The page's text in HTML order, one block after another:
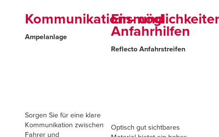
ASIA PACIFIC
MIDDLE EAST/AFRICA
English
Ampelanlage
Sorgen Sie für eine klare
Kommunikation zwischen
Fahrer und
Ein- und
Anfahrhilfen
Reflecto Anfahrstreifen
Optisch gut sichtbares